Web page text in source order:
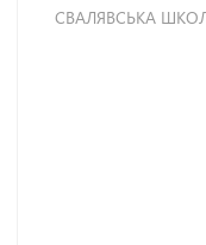
СВАЛЯВСЬКА